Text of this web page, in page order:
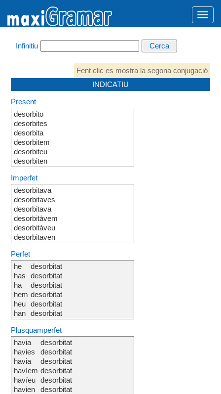
Infinitiu
Fent clic es mostra la segona conjugació
INDICATIU
Present
desorbito
desorbites
desorbita
desorbitem
desorbiteu
desorbiten
Imperfet
desorbitava
desorbitaves
desorbitava
desorbitàvem
desorbitàveu
desorbitaven
Perfet
he
has
ha
hem
heu
han
desorbitat
desorbitat
desorbitat
desorbitat
desorbitat
desorbitat
Plusquamperfet
havia
havies
havia
havíem
havíeu
havien
desorbitat
desorbitat
desorbitat
desorbitat
desorbitat
desorbitat